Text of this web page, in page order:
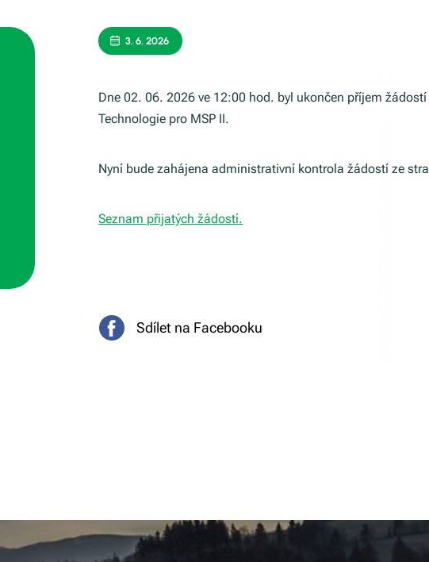
3. 6. 2026
Dne 02. 06. 2026 ve 12:00 hod. byl ukončen příjem žádostí
Technologie pro MSP II.
Nyní bude zahájena administrativní kontrola žádostí ze
Seznam přijatých žádostí.
Sdílet na Facebooku